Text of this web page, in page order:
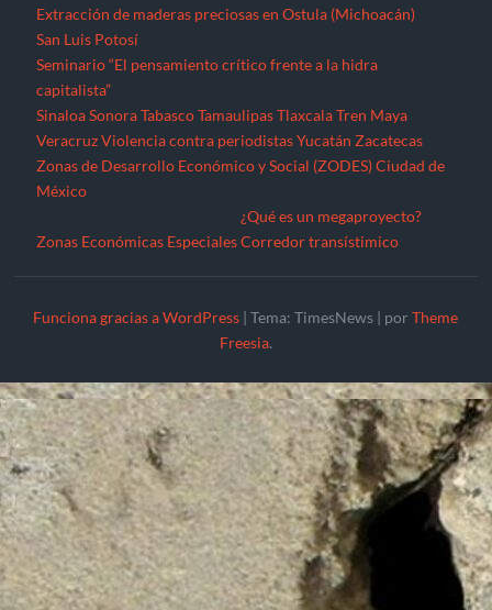
Extracción de maderas preciosas en Ostula (Michoacán)
San Luis Potosí
Seminario “El pensamiento crítico frente a la hidra
capitalista”
Sinaloa Sonora Tabasco Tamaulipas Tlaxcala Tren Maya
Veracruz Violencia contra periodistas Yucatán Zacatecas
Zonas de Desarrollo Económico y Social (ZODES) Ciudad de
México
Zonas Económicas Especiales
¿Qué es un megaproyecto?
Corredor transístimico
Funciona gracias a WordPress |Tema: TimesNews | porTheme
Freesia.